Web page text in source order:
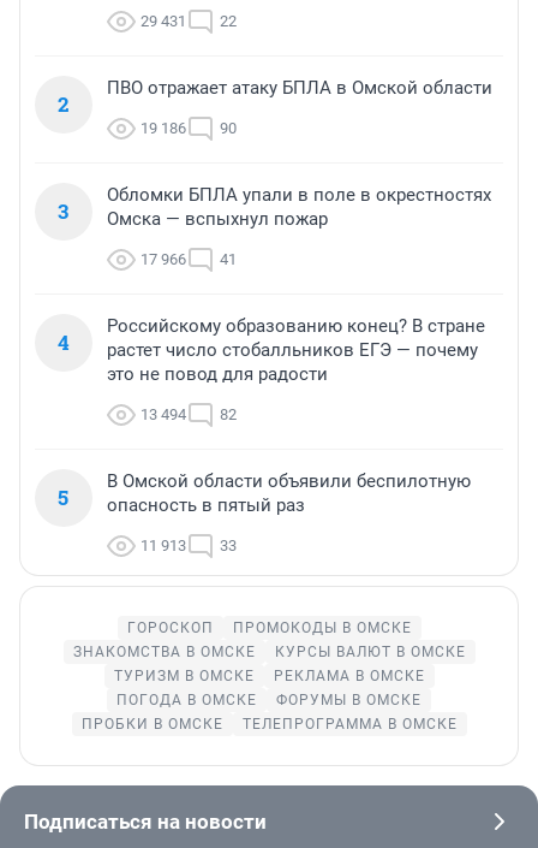
29 431 22
2
ПВО отражает атаку БПЛА в Омской области
19 186 90
3
Обломки БПЛА упали в поле в окрестностях
Омска — вспыхнул пожар
17 966 41
4
Российскому образованию конец? В стране
растет число стобалльников ЕГЭ — почему
это не повод для радости
13 494 82
5
В Омской области объявили беспилотную
опасность в пятый раз
11 913 33
ГОРОСКОП
ПРОМОКОДЫ В ОМСКЕ
ЗНАКОМСТВА В ОМСКЕ
КУРСЫ ВАЛЮТ В ОМСКЕ
ТУРИЗМ В ОМСКЕ
РЕКЛАМА В ОМСКЕ
ПОГОДА В ОМСКЕ
ФОРУМЫ В ОМСКЕ
ПРОБКИ В ОМСКЕ
ТЕЛЕПРОГРАММА В ОМСКЕ
Подписаться на новости